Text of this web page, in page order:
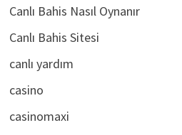
Canlı Bahis Nasıl Oynanır
Canlı Bahis Sitesi
canlı yardım
casino
casinomaxi